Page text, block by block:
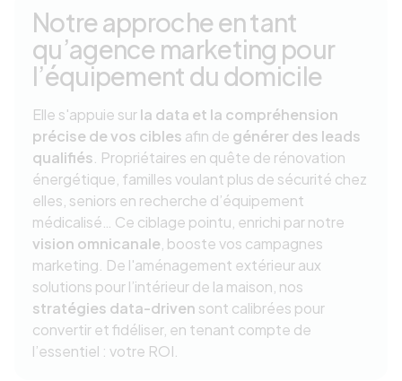
Notre approche en tant
qu’agence marketing pour
l’équipement du domicile
Elle s'appuie surla data et la compréhension
précise de vos cibles afin de générer des leads
qualifiés . Propriétaires en quête de rénovation
énergétique, familles voulant plus de sécurité chez
elles, seniors en recherche d’équipement
médicalisé… Ce ciblage pointu, enrichi par notre
vision omnicanale , booste vos campagnes
marketing. De l'aménagement extérieur aux
solutions pour l’intérieur de la maison, nos
stratégies data-driven sont calibrées pour
convertir et fidéliser, en tenant compte de
l’essentiel : votre ROI.